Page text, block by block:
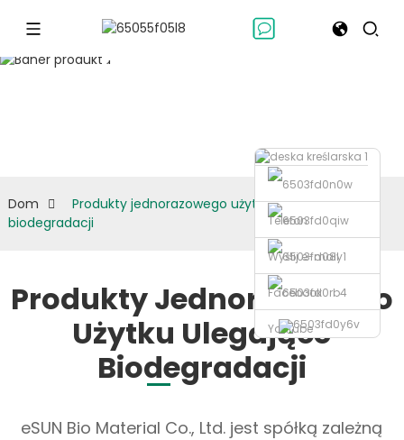
Telefon
Wyślij e-mail
Facebook
Youtube
Produkty
biodegradacji
Dom
Produkty jednorazowego użytku ulegające
biodegradacji
Produkty Jednorazowego
Użytku Ulegające
Biodegradacji
eSUN Bio Material Co., Ltd. jest spółką zależną